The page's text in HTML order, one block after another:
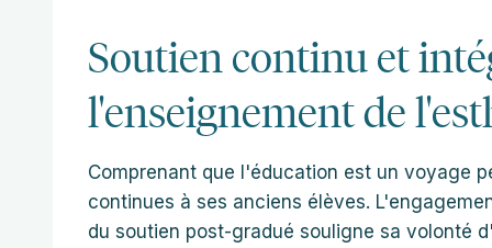
Soutien continu et
l'enseignement de
Comprenant que l'éducation est un voyage
continues à ses anciens élèves.
du soutien post-gradué souligne sa volonté